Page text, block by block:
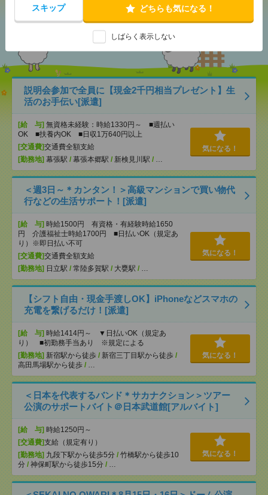
スキップ どちらも気になる！
しばらく表示しない
あなたの閲覧履歴からの
おすすめ
説明会参加で全員に【現金2千円相当プレゼント】生
活のお手伝い[派遣]
[給 与] 無資格未経験：時給1330円～ ■週払い
OK ■扶養内OK ■日収1万640円以上
[交通費]交通費全額支給
[勤務地] 幕張駅 / 幕張本郷駅 / 新検見川駅 / …
気になる！
＜週3日～＊カンタン！＞高級マンションで買い物代
行などの生活サポート！[派遣]
[給 与] 時給1500円 有資格・有経験時給1650
円 介護福祉士時給1700円 ■日払いOK（規定あ
り）※即日払い不可
[交通費]交通費全額支給
[勤務地] 日立駅 / 常陸多賀駅 / 大甕駅 / …
気になる！
【シフト自由・現金手渡しOK】iPhoneなどスマホの
充電を繋げるだけ！[派遣]
[給 与] 時給1414円～ ▼日払いOK（規定あ
り） ■初勤務手当あり ※規定による
[勤務地] 新宿駅から徒歩 / 新宿三丁目駅から徒歩 /
高田馬場駅から徒歩 / …
気になる！
＜日本を代表するバンド＊サカナクション＞ツアー
公演のサポートバイト＠日本武道館[アルバイト]
[給 与] 時給1250円～
[交通費]支給（規定有り）
[勤務地] 九段下駅から徒歩5分 / 竹橋駅から徒歩10
分 / 神保町駅から徒歩15分 / …
気になる！